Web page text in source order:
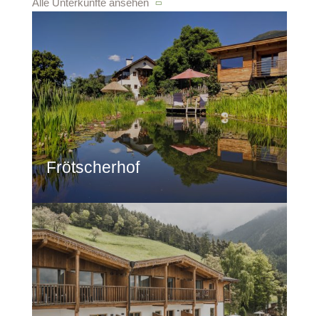
Alle Unterkünfte ansehen
Frötscherhof